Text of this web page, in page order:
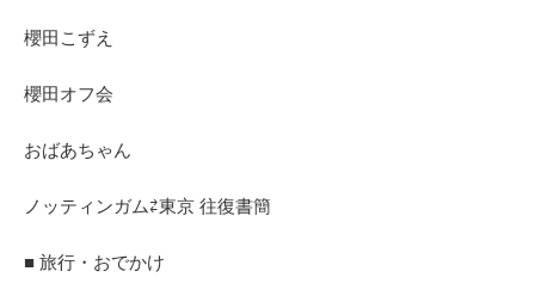
櫻田こずえ
櫻田オフ会
おばあちゃん
ノッティンガム⇄東京 往復書簡
■ 旅行・おでかけ